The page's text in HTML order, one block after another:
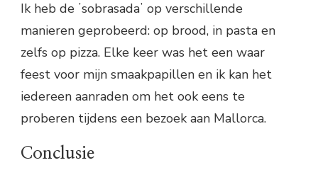
Ik heb de ʼsobrasadaʼ op verschillende
manieren geprobeerd: op brood, in pasta en
zelfs op pizza. Elke keer was het een waar
feest voor mijn smaakpapillen en ik kan het
iedereen aanraden om het ook eens te
proberen tijdens een bezoek aan Mallorca.
Conclusie